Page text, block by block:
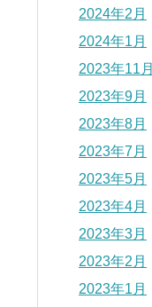
2024年2月
2024年1月
2023年11月
2023年9月
2023年8月
2023年7月
2023年5月
2023年4月
2023年3月
2023年2月
2023年1月